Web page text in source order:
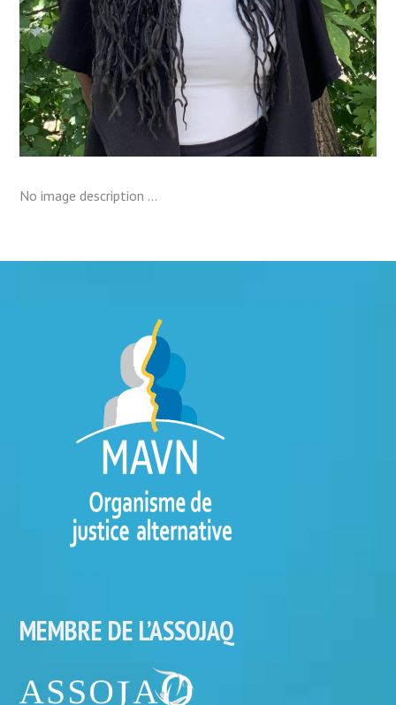
No image description ...
MEMBRE DE L’ASSOJAQ